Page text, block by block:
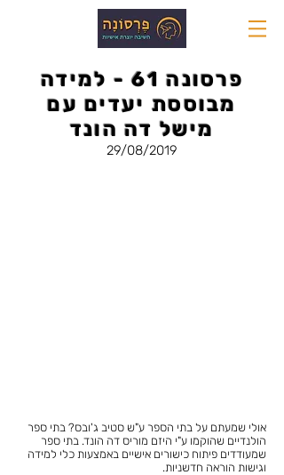
פרסונה 61 - למידה
מבוססת יעדים עם
מישל דה הונד
29/08/2019
אולי שמעתם על בתי הספר ע"ש סטיב ג'ובס? בתי ספר
הולנדיים שהוקמו ע"י היזם מוריס דה הונד. בתי ספר
שמעודדים פיתוח כישורים אישיים באמצעות כלי למידה
וגישות הוראה חדשניות.